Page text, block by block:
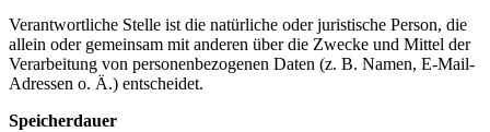
Verantwortliche Stelle ist die natürliche oder juristische Person, die
allein oder gemeinsam mit anderen über die Zwecke und Mittel der
Verarbeitung von personenbezogenen Daten (z. B. Namen, E-Mail-
Adressen o. Ä.) entscheidet.
Speicherdauer